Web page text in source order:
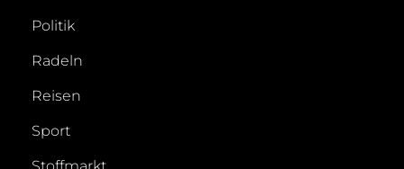
Politik
Radeln
Reisen
Sport